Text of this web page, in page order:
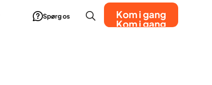
Spørg os
Kom i gang
Kom i gang